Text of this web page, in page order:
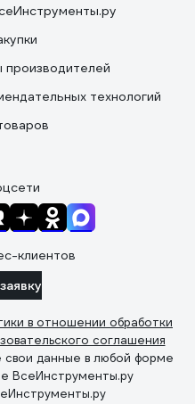
технологий
клиентов
в отношении обработки
соглашения
свои данные в любой форме
ВсеИнструменты.ру